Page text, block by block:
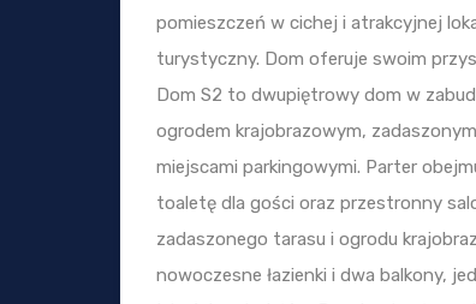
pomieszczeń w cichej i atrakcyjnej
turystyczny. Dom oferuje swoim
Dom S2 to dwupiętrowy dom w
ogrodem krajobrazowym,
miejscami parkingowymi. Parter
toaletę dla gości oraz przestronny
zadaszonego tarasu i ogrodu
nowoczesne łazienki i dwa balkony,